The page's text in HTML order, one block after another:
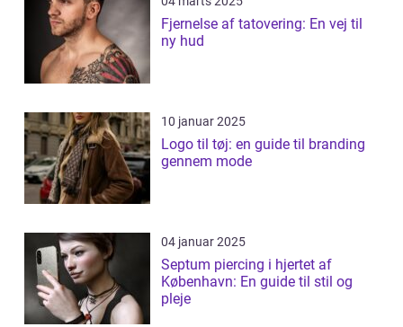
Fjernelse af tatovering: En vej til
ny hud
10 januar 2025
Logo til tøj: en guide til branding
gennem mode
04 januar 2025
Septum piercing i hjertet af
København: En guide til stil og
pleje